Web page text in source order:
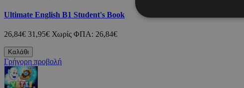
Ultimate English B1 Student's Book
26,84€ 31,95€ Χωρίς ΦΠΑ: 26,84€
Καλάθι
Γρήγορη προβολή